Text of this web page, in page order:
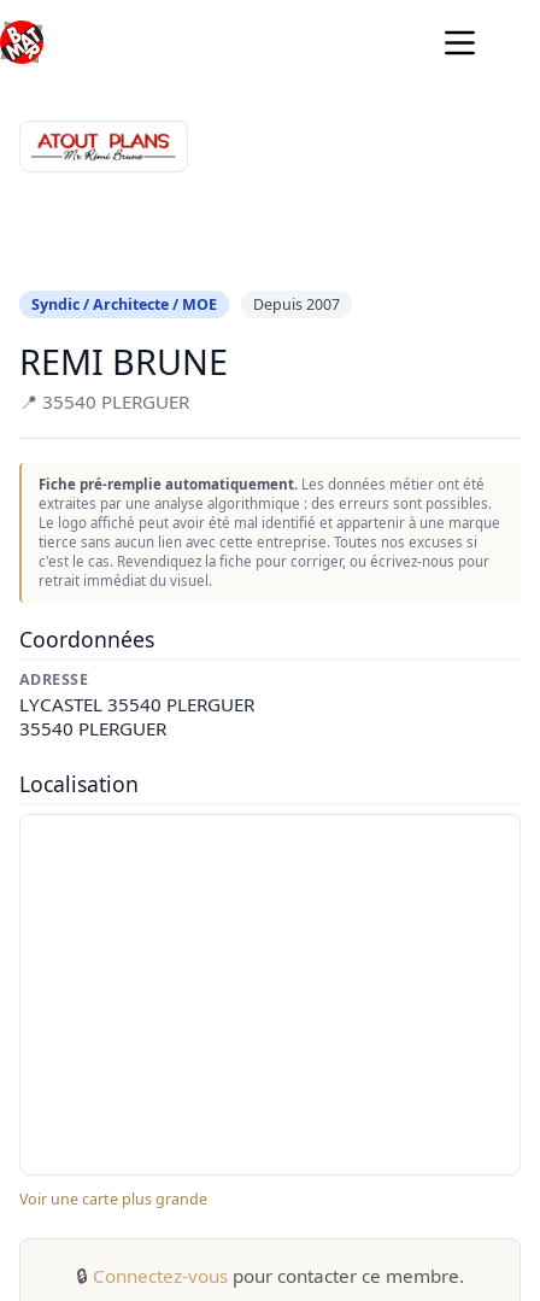
au
contenu
Syndic / Architecte / MOE Depuis 2007
REMI BRUNE
📍 35540 PLERGUER
Fiche pré-remplie automatiquement. Les données métier ont été
extraites par une analyse algorithmique : des erreurs sont possibles.
Le logo affiché peut avoir été mal identifié et appartenir à une marque
tierce sans aucun lien avec cette entreprise. Toutes nos excuses si
c'est le cas. Revendiquez la fiche pour corriger, ou écrivez-nous pour
retrait immédiat du visuel.
Coordonnées
ADRESSE
LYCASTEL 35540 PLERGUER
35540 PLERGUER
Localisation
Voir une carte plus grande
🔒 Connectez-vous pour contacter ce membre.